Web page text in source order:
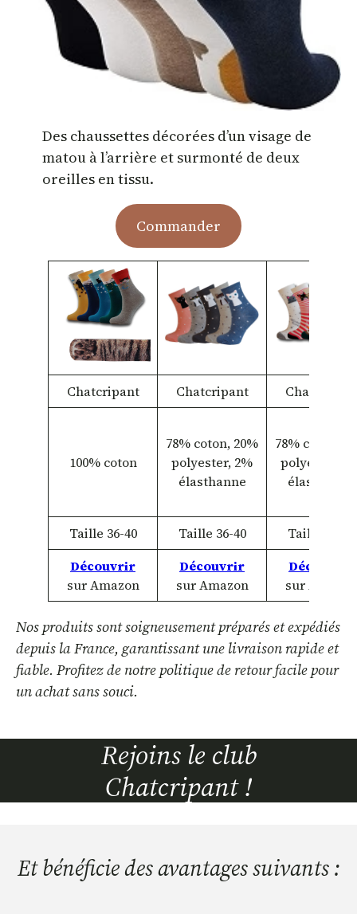
Des chaussettes décorées d’un visage de
matou à l’arrière et surmonté de deux
oreilles en tissu.
Commander
Chatcripant Chatcripant Chatcripant
100% coton
78% coton, 20%
polyester, 2%
élasthanne
78% coton,
polyester,
élasthanne
Taille 36-40 Taille 36-40
Taille 36-40
Découvrir
sur Amazon
Découvrir
sur Amazon
Découvrir
sur Amazon
Nos produits sont soigneusement préparés et expédiés
depuis la France, garantissant une livraison rapide et
fiable. Profitez de notre politique de retour facile pour
un achat sans souci.
Rejoins le club
Chatcripant !
Et bénéficie des avantages suivants :